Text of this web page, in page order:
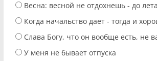
Весна: весной не отдохнешь - до
Когда начальство дает - тогда и
Слава Богу, что он вообще есть, не
У меня не бывает отпуска